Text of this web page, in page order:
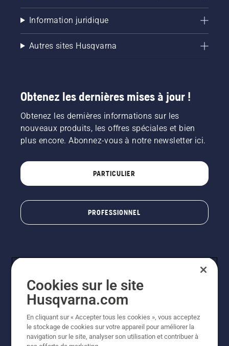
Information juridique
Autres sites Husqvarna
Obtenez les dernières mises à jour !
Obtenez les dernières informations sur les
nouveaux produits, les offres spéciales et bien
plus encore. Abonnez-vous à notre newsletter ici.
PARTICULIER
PROFESSIONNEL
© Husqvarna AB (publ). Tous droits réservés. Les prix
indiqués sont à titre indicatif de Husqvarna Schweiz AG
aux revendeurs participants, prix en CHF, TVA 8,1 % et
Cookies sur le site
Husqvarna.com
En cliquant sur « Accepter tous les cookies », vous acceptez
le stockage de cookies sur votre appareil pour améliorer la
navigation sur le site, analyser son utilisation et contribuer à